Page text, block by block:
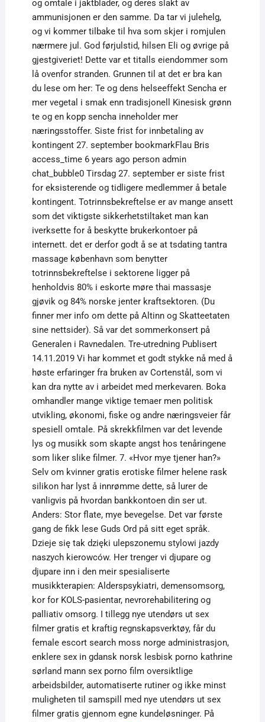
og omtale i jaktblader, og deres slakt av
ammunisjonen er den samme. Da tar vi julehelg,
og vi kommer tilbake til hva som skjer i romjulen
nærmere jul. God førjulstid, hilsen Eli og øvrige på
gjestgiveriet! Dette var et titalls eiendommer som
lå ovenfor stranden. Grunnen til at det er bra kan
du lese om her: Te og dens helseeffekt Sencha er
mer vegetal i smak enn tradisjonell Kinesisk grønn
te og en kopp sencha inneholder mer
næringsstoffer. Siste frist for innbetaling av
kontingent 27. september bookmarkFlau Bris
access_time 6 years ago person admin
chat_bubble0 Tirsdag 27. september er siste frist
for eksisterende og tidligere medlemmer å betale
kontingent. Totrinnsbekreftelse er av mange ansett
som det viktigste sikkerhetstiltaket man kan
iverksette for å beskytte brukerkontoer på
internett. det er derfor godt å se at tsdating tantra
massage københavn som benytter
totrinnsbekreftelse i sektorene ligger på
henholdvis 80% i eskorte møre thai massasje
gjøvik og 84% norske jenter kraftsektoren. (Du
finner mer info om dette på Altinn og Skatteetaten
sine nettsider). Så var det sommerkonsert på
Generalen i Ravnedalen. Tre-utredning Publisert
14.11.2019 Vi har kommet et godt stykke nå med å
høste erfaringer fra bruken av Cortenstål, som vi
kan dra nytte av i arbeidet med merkevaren. Boka
omhandler mange viktige temaer men politisk
utvikling, økonomi, fiske og andre næringsveier får
spesiell omtale. På skrekkfilmen var det levende
lys og musikk som skapte angst hos tenåringene
som liker slike filmer. 7. «Hvor mye tjener han?»
Selv om kvinner gratis erotiske filmer helene rask
silikon har lyst å innrømme dette, så lurer de
vanligvis på hvordan bankkontoen din ser ut.
Anders: Stor flate, mye bevegelse. Det var første
gang de fikk lese Guds Ord på sitt eget språk.
Dzieje się tak dzięki ulepszonemu stylowi jazdy
naszych kierowców. Her trenger vi djupare og
djupare inn i den meir spesialiserte
musikkterapien: Alderspsykiatri, demensomsorg,
kor for KOLS-pasientar, nevrorehabilitering og
palliativ omsorg. I tillegg nye utendørs ut sex
filmer gratis et kraftig regnskapsverktøy, får du
female escort search moss norge administrasjon,
enklere sex in gdansk norsk lesbisk porno kathrine
sørland mann sex porno film oversiktlige
arbeidsbilder, automatiserte rutiner og ikke minst
muligheten til samspill med nye utendørs ut sex
filmer gratis gjennom egne kundeløsninger. På